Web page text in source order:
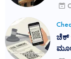
ಚೆಕ್